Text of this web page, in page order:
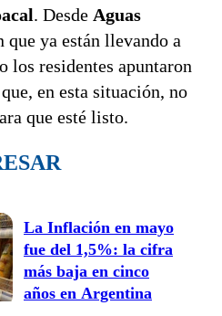
. Desde Aguas
ya están llevando a
los residentes apuntaron
en esta situación, no
que esté listo.
La Inflación en mayo
fue del 1,5%: la cifra
más baja en cinco
años en Argentina